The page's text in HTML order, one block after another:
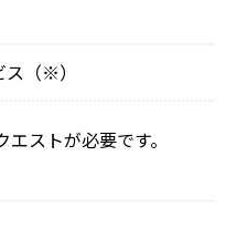
（※）
ストが必要です。